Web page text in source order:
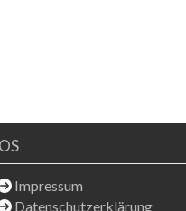
Impressum
Datenschutzerklärung